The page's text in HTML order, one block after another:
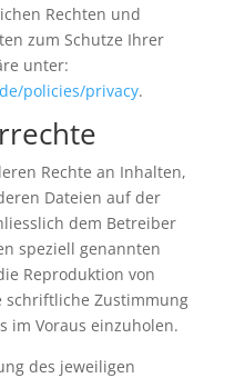
Rechten und
zum Schutze Ihrer
unter:
policies/privacy.
Rechte an Inhalten,
Dateien auf der
dem Betreiber
speziell genannten
Reproduktion von
schriftliche Zustimmung
im Voraus einzuholen.
des jeweiligen